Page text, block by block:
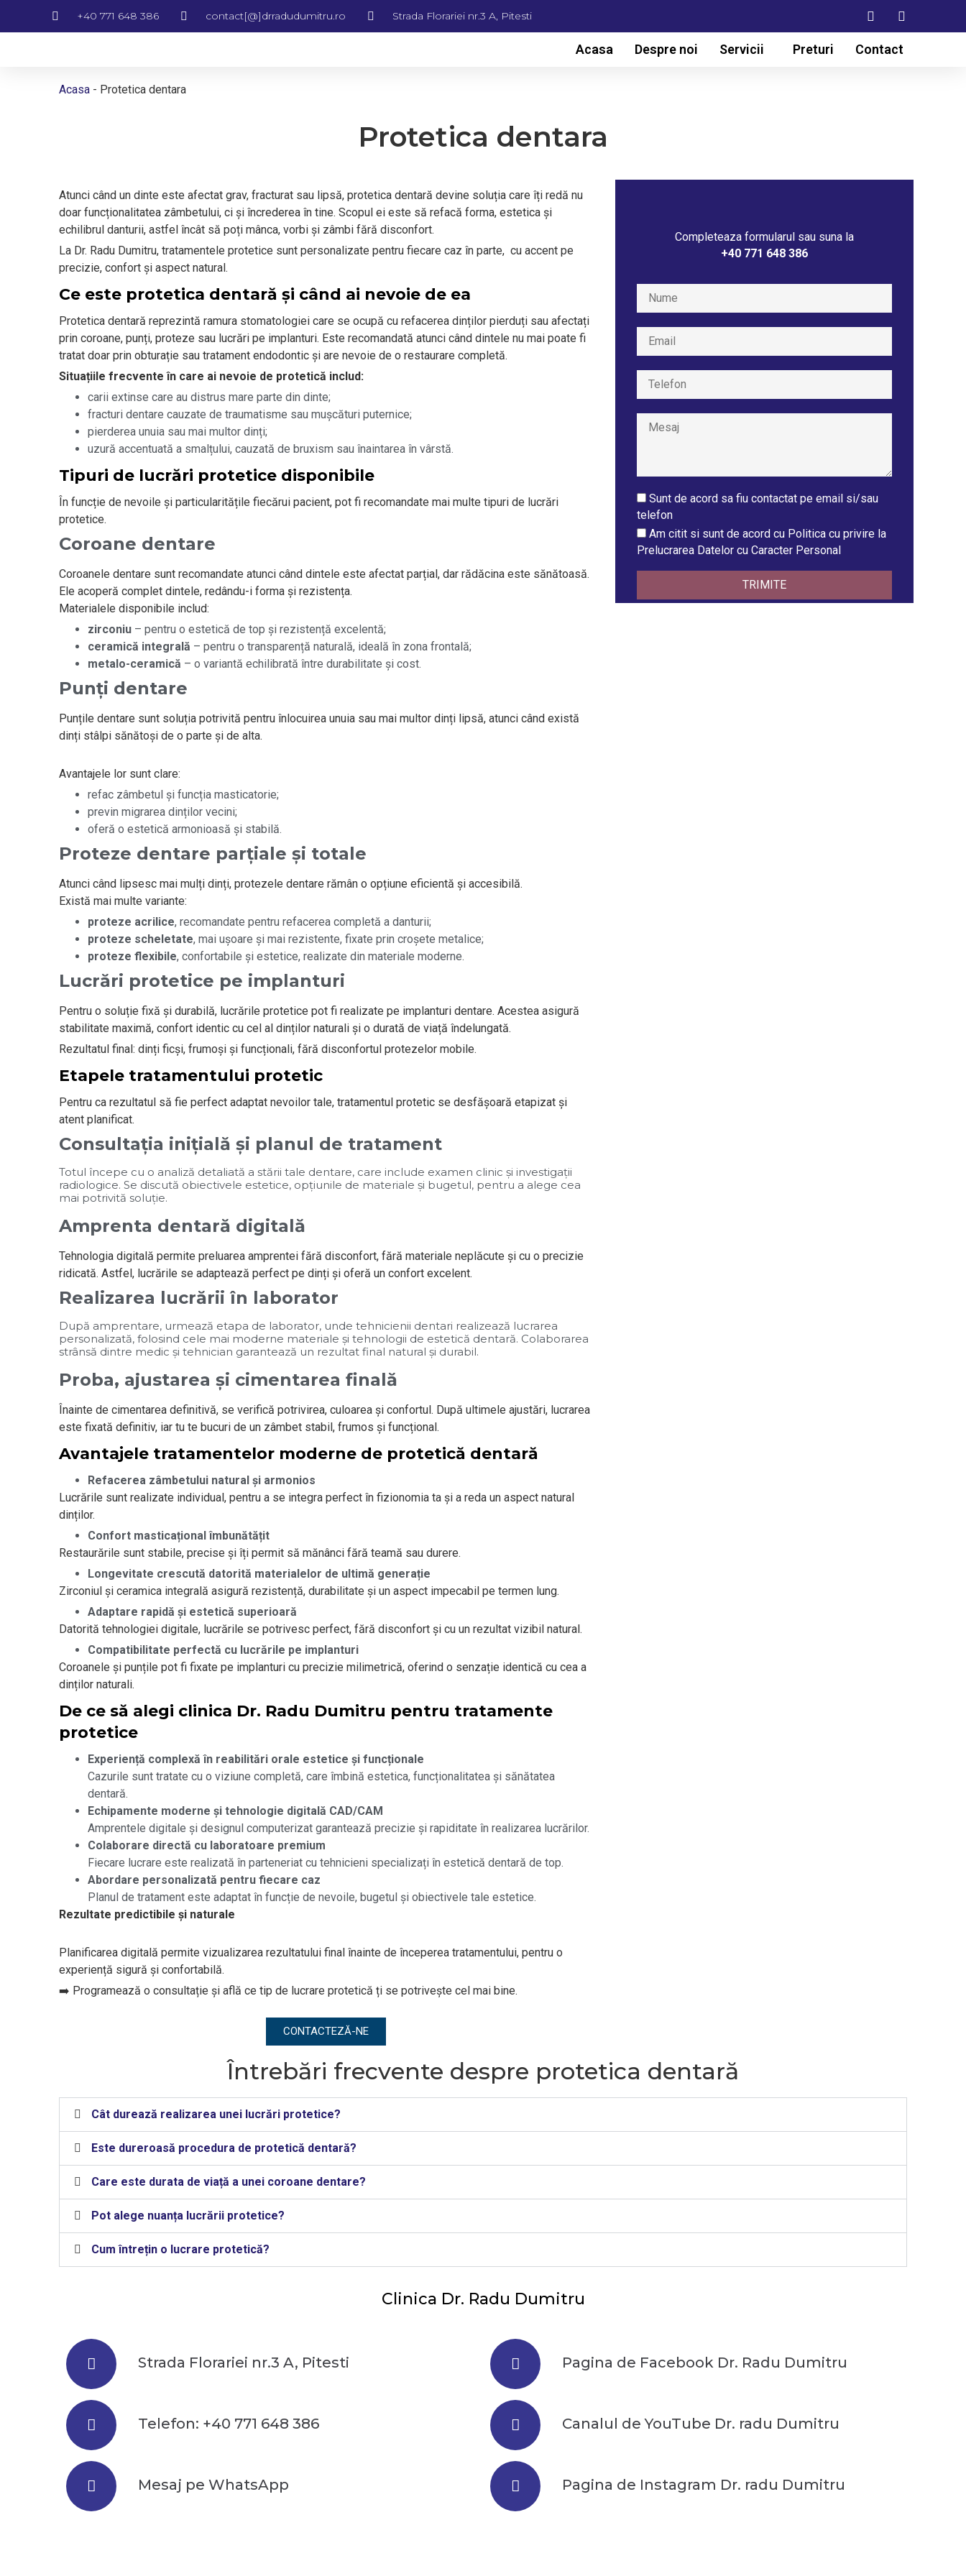
+40 771 648 386 contact[@]drradudumitru.ro Strada Florariei nr.3 A, Pitesti
Acasa Despre noi Servicii Preturi Contact
Acasa - Protetica dentara
Protetica dentara
Atunci când un dinte este afectat grav, fracturat sau lipsă, protetica dentară devine soluția care îți redă nu
doar funcționalitatea zâmbetului, ci și încrederea în tine. Scopul ei este să refacă forma, estetica și
echilibrul danturii, astfel încât să poți mânca, vorbi și zâmbi fără disconfort.
La Dr. Radu Dumitru, tratamentele protetice sunt personalizate pentru fiecare caz în parte, cu accent pe
precizie, confort și aspect natural.
Ce este protetica dentară și când ai nevoie de ea
Protetica dentară reprezintă ramura stomatologiei care se ocupă cu refacerea dinților pierduți sau afectați
prin coroane, punți, proteze sau lucrări pe implanturi. Este recomandată atunci când dintele nu mai poate fi
tratat doar prin obturație sau tratament endodontic și are nevoie de o restaurare completă.
Situațiile frecvente în care ai nevoie de protetică includ:
carii extinse care au distrus mare parte din dinte;
fracturi dentare cauzate de traumatisme sau mușcături puternice;
pierderea unuia sau mai multor dinți;
uzură accentuată a smalțului, cauzată de bruxism sau înaintarea în vârstă.
Tipuri de lucrări protetice disponibile
În funcție de nevoile și particularitățile fiecărui pacient, pot fi recomandate mai multe tipuri de lucrări
protetice.
Coroane dentare
Coroanele dentare sunt recomandate atunci când dintele este afectat parțial, dar rădăcina este sănătoasă.
Ele acoperă complet dintele, redându-i forma și rezistența.
Materialele disponibile includ:
zirconiu – pentru o estetică de top și rezistență excelentă;
ceramică integrală – pentru o transparență naturală, ideală în zona frontală;
metalo-ceramică – o variantă echilibrată între durabilitate și cost.
Punți dentare
Punțile dentare sunt soluția potrivită pentru înlocuirea unuia sau mai multor dinți lipsă, atunci când există
dinți stâlpi sănătoși de o parte și de alta.
Avantajele lor sunt clare:
refac zâmbetul și funcția masticatorie;
previn migrarea dinților vecini;
oferă o estetică armonioasă și stabilă.
Proteze dentare parțiale și totale
Atunci când lipsesc mai mulți dinți, protezele dentare rămân o opțiune eficientă și accesibilă.
Există mai multe variante:
proteze acrilice, recomandate pentru refacerea completă a danturii;
proteze scheletate, mai ușoare și mai rezistente, fixate prin croșete metalice;
proteze flexibile, confortabile și estetice, realizate din materiale moderne.
Lucrări protetice pe implanturi
Pentru o soluție fixă și durabilă, lucrările protetice pot fi realizate pe implanturi dentare. Acestea asigură
stabilitate maximă, confort identic cu cel al dinților naturali și o durată de viață îndelungată.
Rezultatul final: dinți ficși, frumoși și funcționali, fără disconfortul protezelor mobile.
Etapele tratamentului protetic
Pentru ca rezultatul să fie perfect adaptat nevoilor tale, tratamentul protetic se desfășoară etapizat și
atent planificat.
Consultația inițială și planul de tratament
Totul începe cu o analiză detaliată a stării tale dentare, care include examen clinic și investigații
radiologice. Se discută obiectivele estetice, opțiunile de materiale și bugetul, pentru a alege cea
mai potrivită soluție.
Amprenta dentară digitală
Tehnologia digitală permite preluarea amprentei fără disconfort, fără materiale neplăcute și cu o precizie
ridicată. Astfel, lucrările se adaptează perfect pe dinți și oferă un confort excelent.
Realizarea lucrării în laborator
După amprentare, urmează etapa de laborator, unde tehnicienii dentari realizează lucrarea
personalizată, folosind cele mai moderne materiale și tehnologii de estetică dentară. Colaborarea
strânsă dintre medic și tehnician garantează un rezultat final natural și durabil.
Proba, ajustarea și cimentarea finală
Înainte de cimentarea definitivă, se verifică potrivirea, culoarea și confortul. După ultimele ajustări, lucrarea
este fixată definitiv, iar tu te bucuri de un zâmbet stabil, frumos și funcțional.
Avantajele tratamentelor moderne de protetică dentară
Refacerea zâmbetului natural și armonios
Lucrările sunt realizate individual, pentru a se integra perfect în fizionomia ta și a reda un aspect natural
dinților.
Confort masticațional îmbunătățit
Restaurările sunt stabile, precise și îți permit să mănânci fără teamă sau durere.
Longevitate crescută datorită materialelor de ultimă generație
Zirconiul și ceramica integrală asigură rezistență, durabilitate și un aspect impecabil pe termen lung.
Adaptare rapidă și estetică superioară
Datorită tehnologiei digitale, lucrările se potrivesc perfect, fără disconfort și cu un rezultat vizibil natural.
Compatibilitate perfectă cu lucrările pe implanturi
Coroanele și punțile pot fi fixate pe implanturi cu precizie milimetrică, oferind o senzație identică cu cea a
dinților naturali.
De ce să alegi clinica Dr. Radu Dumitru pentru tratamente
protetice
Experiență complexă în reabilitări orale estetice și funcționale
Cazurile sunt tratate cu o viziune completă, care îmbină estetica, funcționalitatea și sănătatea
dentară.
Echipamente moderne și tehnologie digitală CAD/CAM
Amprentele digitale și designul computerizat garantează precizie și rapiditate în realizarea lucrărilor.
Colaborare directă cu laboratoare premium
Fiecare lucrare este realizată în parteneriat cu tehnicieni specializați în estetică dentară de top.
Abordare personalizată pentru fiecare caz
Planul de tratament este adaptat în funcție de nevoile, bugetul și obiectivele tale estetice.
Rezultate predictibile și naturale
Planificarea digitală permite vizualizarea rezultatului final înainte de începerea tratamentului, pentru o
experiență sigură și confortabilă.
➡️ Programează o consultație și află ce tip de lucrare protetică ți se potrivește cel mai bine.
CONTACTEZĂ-NE
Completeaza formularul sau suna la
+40 771 648 386
Sunt de acord sa fiu contactat pe email si/sau
telefon
Am citit si sunt de acord cu Politica cu privire la
Prelucrarea Datelor cu Caracter Personal
Întrebări frecvente despre protetica dentară
Cât durează realizarea unei lucrări protetice?
Este dureroasă procedura de protetică dentară?
Care este durata de viață a unei coroane dentare?
Pot alege nuanța lucrării protetice?
Cum întrețin o lucrare protetică?
Clinica Dr. Radu Dumitru​
Strada Florariei nr.3 A, Pitesti
Telefon: +40 771 648 386
Mesaj pe WhatsApp
Pagina de Facebook Dr. Radu Dumitru
Canalul de YouTube Dr. radu Dumitru
Pagina de Instagram Dr. radu Dumitru